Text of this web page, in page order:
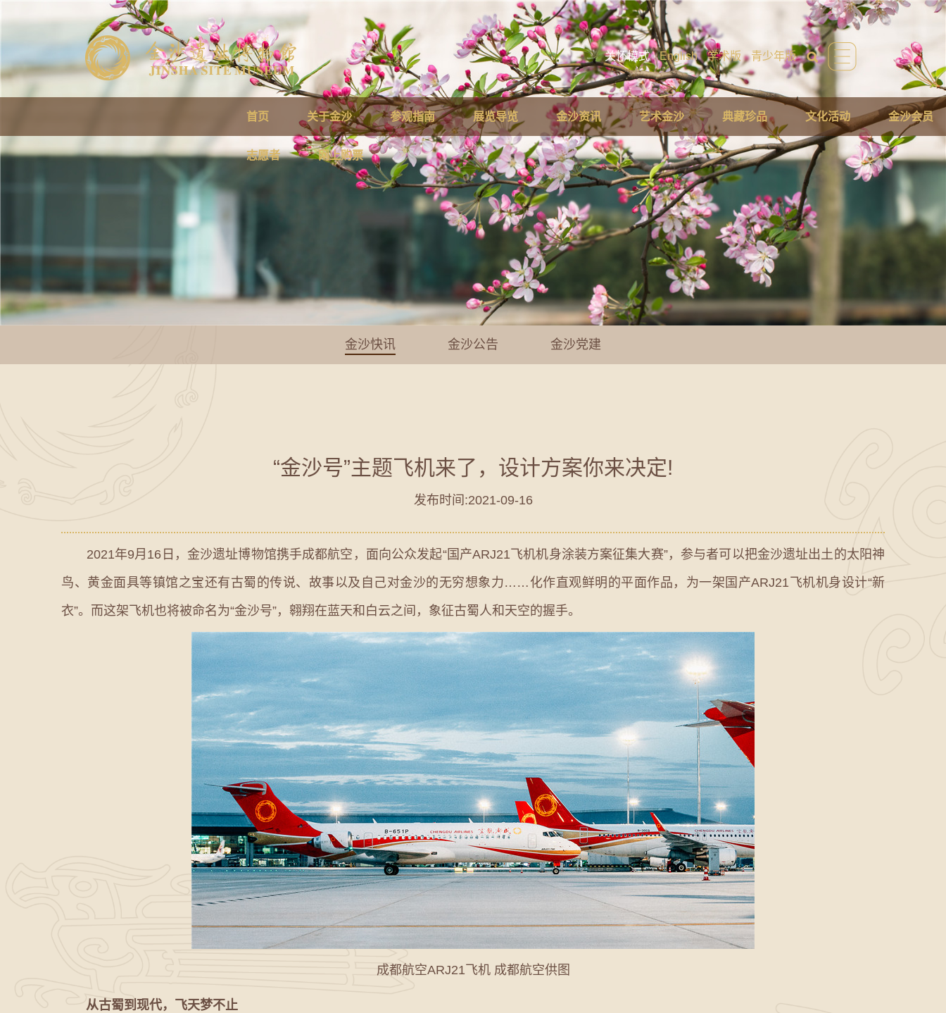
关怀模式 English 学术版 青少年版
首页 关于金沙 参观指南 展览导览 金沙资讯 艺术金沙 典藏珍品 文化活动 金沙会员
志愿者 网上购票
金沙快讯 金沙公告 金沙党建
“金沙号”主题飞机来了，设计方案你来决定!
发布时间:2021-09-16
2021年9月16日，金沙遗址博物馆携手成都航空，面向公众发起“国产ARJ21飞机机身涂装方案征集大赛”，参与者可以把金沙遗址出土的太阳神
鸟、黄金面具等镇馆之宝还有古蜀的传说、故事以及自己对金沙的无穷想象力……化作直观鲜明的平面作品，为一架国产ARJ21飞机机身设计“新
衣”。而这架飞机也将被命名为“金沙号”，翱翔在蓝天和白云之间，象征古蜀人和天空的握手。
成都航空ARJ21飞机 成都航空供图
从古蜀到现代，飞天梦不止